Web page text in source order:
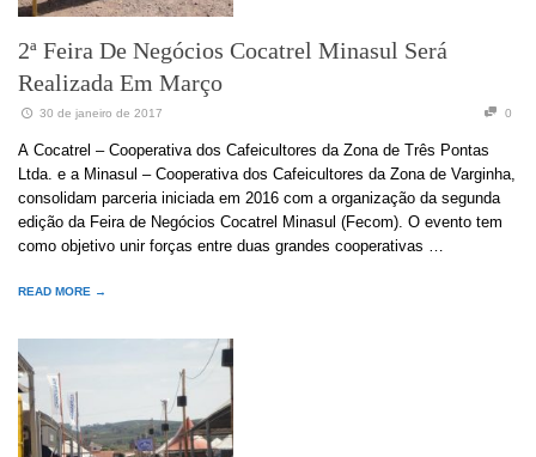
2ª Feira De Negócios Cocatrel Minasul Será
Realizada Em Março
30 de janeiro de 2017 0
A Cocatrel – Cooperativa dos Cafeicultores da Zona de Três Pontas
Ltda. e a Minasul – Cooperativa dos Cafeicultores da Zona de Varginha,
consolidam parceria iniciada em 2016 com a organização da segunda
edição da Feira de Negócios Cocatrel Minasul (Fecom). O evento tem
como objetivo unir forças entre duas grandes cooperativas …
READ MORE →